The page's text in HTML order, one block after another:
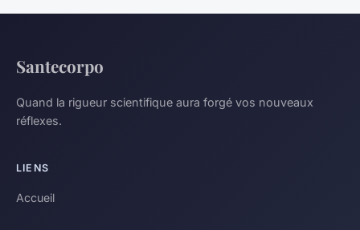
Santecorpo
Quand la rigueur scientifique aura forgé vos nouveaux
réflexes.
LIENS
Accueil